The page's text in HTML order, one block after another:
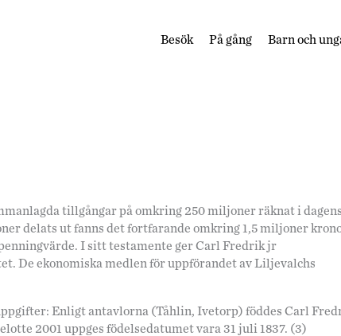
Besök På gång Barn och
tillgångar på omkring 250 miljoner räknat i
delats ut fanns det fortfarande omkring 1,5 miljoner
I sitt testamente ger Carl Fredrik jr
De ekonomiska medlen för uppförandet av Liljevalchs
Enligt antavlorna (Tåhlin, Ivetorp) föddes Carl
2001 uppges födelsedatumet vara 31 juli 1837. (3)